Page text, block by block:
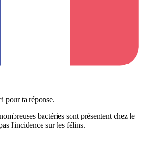
pour ta réponse.
bactéries sont présentent chez le
l'incidence sur les félins.